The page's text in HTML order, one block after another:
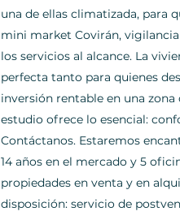
una de ellas climatizada, para
mini market Covirán,
los servicios al alcance. La
perfecta tanto para quienes
inversión rentable en una
estudio ofrece lo esencial:
Contáctanos. Estaremos
14 años en el mercado y 5
propiedades en venta y en
disposición: servicio de